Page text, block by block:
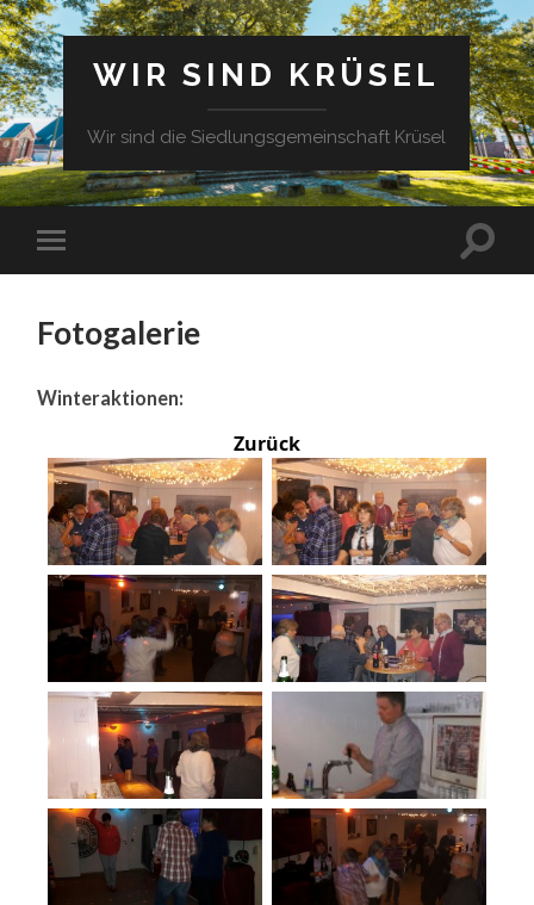
WIR SIND KRÜSEL
Wir sind die Siedlungsgemeinschaft Krüsel
Fotogalerie
Winteraktionen:
Zurück